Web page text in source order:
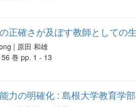
正確さが及ぼす教師としての
| 原田 和雄
巻 pp. 1 - 13
力の明確化 : 島根大学教育学